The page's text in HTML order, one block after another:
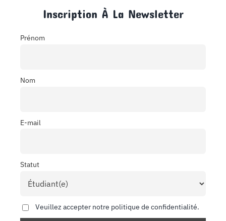
Inscription À La Newsletter
Prénom
Nom
E-mail
Statut
Veuillez accepter notre politique de confidentialité.